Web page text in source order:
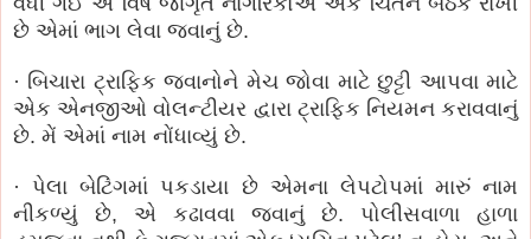
છે એમાં ભાગ લેવા જવાનું છે.
· બિચારા ટ્રાફિક જવાનોને મેચ જોવા માટે છુટ્ટી આપવા માટે
એક એનજીઓ વોલન્ટીયર દ્વારા ટ્રાફિક નિયમન કરાવવાનું
છે. મેં એમાં નામ નોંધાવ્યું છે.
· પેલા બેટિંગમાં પકડાયા છે એમના લેપટોપમાં મારું નામ
નીકળ્યું છે, એ કઢાવવા જવાનું છે. પોલીસવાળા હાળા